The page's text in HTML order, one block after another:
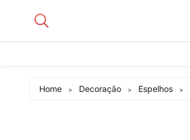
Home > Decoração > Espelhos >